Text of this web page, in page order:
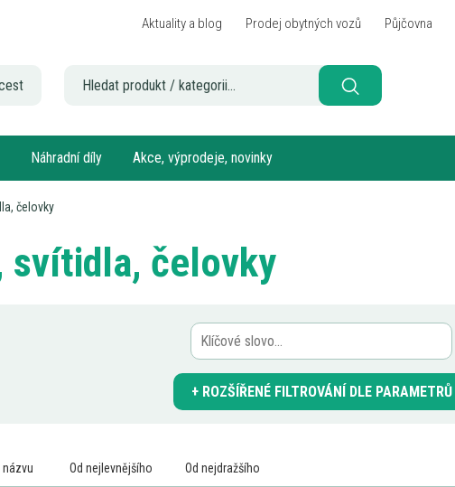
Aktuality a blog Prodej obytných vozů Půjčovna
Náhradní díly Akce, výprodeje, novinky
čelovky
svítidla, čelovky
ROZŠÍŘENÉ FILTROVÁNÍ DLE PARAMETRŮ
názvu Od nejlevnějšího Od nejdražšího